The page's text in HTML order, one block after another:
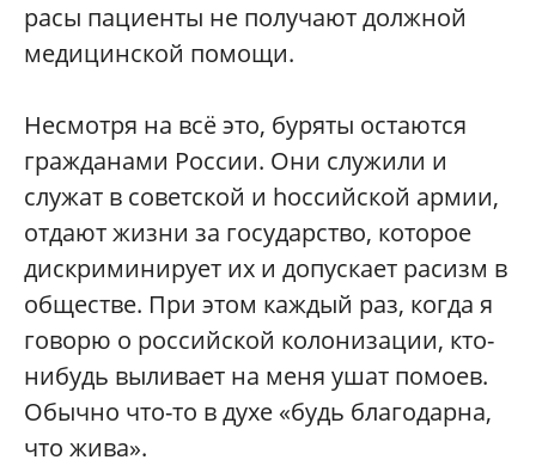
расы пациенты не получают должной
медицинской помощи.
Несмотря на всё это, буряты остаются
гражданами России. Они служили и
служат в cоветской и hоссийской армии,
отдают жизни за государство, которое
дискриминирует их и допускает расизм в
обществе. При этом каждый раз, когда я
говорю о российской колонизации, кто-
нибудь выливает на меня ушат помоев.
Обычно что-то в духе «будь благодарна,
что жива».